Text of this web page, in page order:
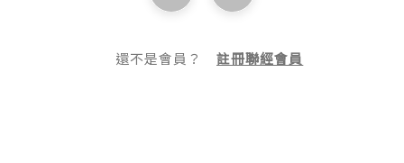
還不是會員？註冊聯經會員